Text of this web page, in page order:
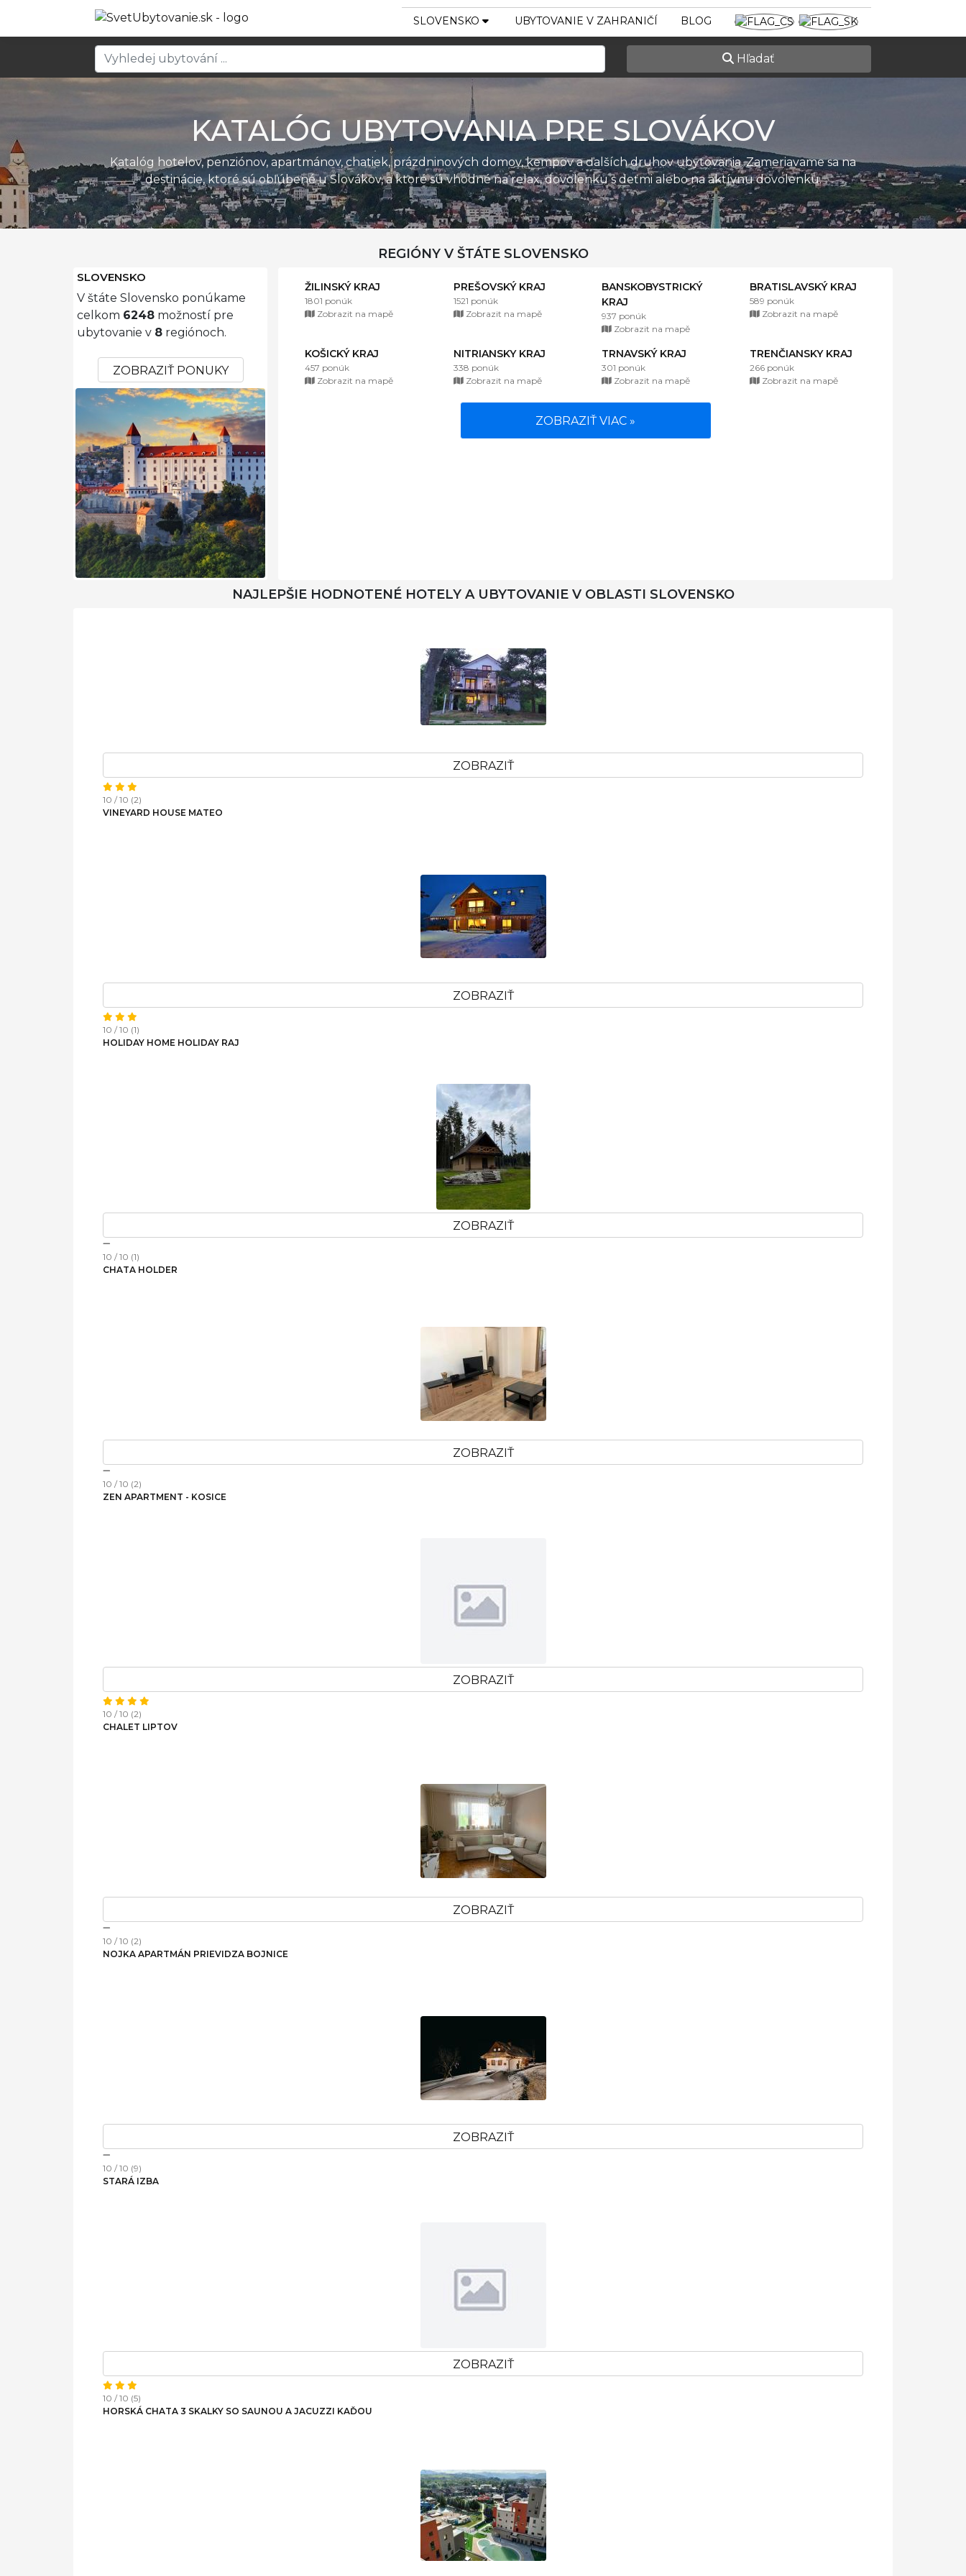
SLOVENSKO UBYTOVANIE V ZAHRANIČÍ BLOG
Hľadať
KATALÓG UBYTOVANIA PRE SLOVÁKOV
Katalóg hotelov, penziónov, apartmánov, chatiek, prázdninových domov, kempov a ďalších druhov ubytovania. Zameriavame sa na
destinácie, ktoré sú obľúbené u Slovákov, a ktoré sú vhodné na relax, dovolenku s deťmi alebo na aktívnu dovolenku.
REGIÓNY V ŠTÁTE SLOVENSKO
SLOVENSKO
V štáte Slovensko ponúkame
celkom 6248 možností pre
ubytovanie v 8 regiónoch.
ZOBRAZIŤ PONUKY
ŽILINSKÝ KRAJ
1801 ponúk
Zobrazit na mapě
PREŠOVSKÝ KRAJ
1521 ponúk
Zobrazit na mapě
BANSKOBYSTRICKÝ
KRAJ
937 ponúk
Zobrazit na mapě
BRATISLAVSKÝ KRAJ
589 ponúk
Zobrazit na mapě
KOŠICKÝ KRAJ
457 ponúk
Zobrazit na mapě
NITRIANSKY KRAJ
338 ponúk
Zobrazit na mapě
TRNAVSKÝ KRAJ
301 ponúk
Zobrazit na mapě
TRENČIANSKY KRAJ
266 ponúk
Zobrazit na mapě
ZOBRAZIŤ VIAC »
NAJLEPŠIE HODNOTENÉ HOTELY A UBYTOVANIE V OBLASTI SLOVENSKO
ZOBRAZIŤ
10 / 10 (2)
VINEYARD HOUSE MATEO
ZOBRAZIŤ
10 / 10 (1)
HOLIDAY HOME HOLIDAY RAJ
ZOBRAZIŤ
10 / 10 (1)
CHATA HOLDER
ZOBRAZIŤ
10 / 10 (2)
ZEN APARTMENT - KOSICE
ZOBRAZIŤ
10 / 10 (2)
CHALET LIPTOV
ZOBRAZIŤ
10 / 10 (2)
NOJKA APARTMÁN PRIEVIDZA BOJNICE
ZOBRAZIŤ
10 / 10 (9)
STARÁ IZBA
ZOBRAZIŤ
10 / 10 (5)
HORSKÁ CHATA 3 SKALKY SO SAUNOU A JACUZZI KAĎOU